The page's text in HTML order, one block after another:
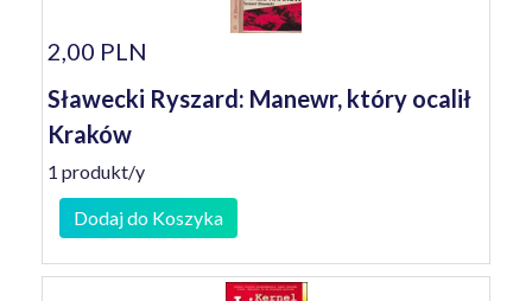
2,00 PLN
Sławecki Ryszard: Manewr, który ocalił
Kraków
1 produkt/y
Dodaj do Koszyka